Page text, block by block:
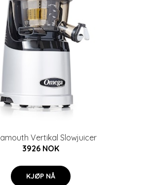
Vertikal Slowjuicer
3926 NOK
KJØP NÅ